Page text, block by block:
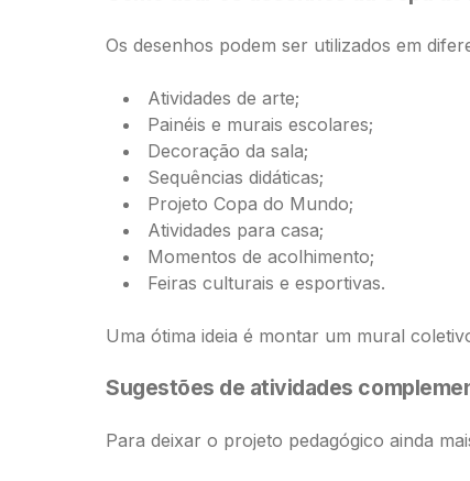
Os desenhos podem ser utilizados em
Atividades de arte;
Painéis e murais escolares;
Decoração da sala;
Sequências didáticas;
Projeto Copa do Mundo;
Atividades para casa;
Momentos de acolhimento;
Feiras culturais e esportivas.
Uma ótima ideia é montar um mural
Sugestões de atividades
Para deixar o projeto pedagógico ainda